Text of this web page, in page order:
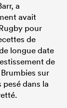
a
avait
pour
de
longue date
de
sur
dans la